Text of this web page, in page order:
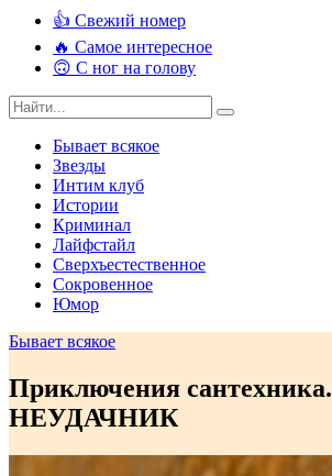
👍 Свежий номер
🔥 Самое интересное
🙃 С ног на голову
Бывает всякое
Звезды
Интим клуб
Истории
Криминал
Лайфстайл
Сверхъестественное
Сокровенное
Юмор
Бывает всякое
Приключения сантехника.
НЕУДАЧНИК